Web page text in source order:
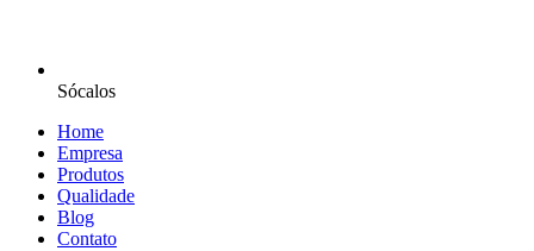
Sócalos
Home
Empresa
Produtos
Qualidade
Blog
Contato